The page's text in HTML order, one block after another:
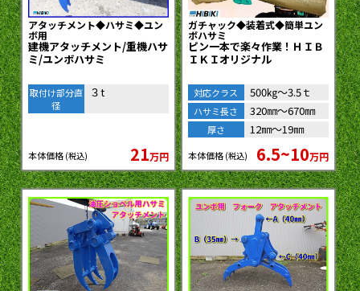
アタッチメント◆ハサミ◆ユン
ボ用
建機アタッチメント/重機ハサ
ミ/ユンボハサミ
取付け部分直
径
３t
21万円
本体価格 (税込)
ガチャック◆装着式◆簡単ユン
ボハサミ
ピン一本で楽々作業！ＨＩＢ
ＩＫＩオリジナル
対応クラス 500㎏～3.5ｔ
ハサミ長さ 320㎜～670㎜
厚さ 12㎜～19㎜
6.5~10万円
本体価格 (税込)